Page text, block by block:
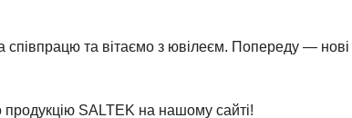
та вітаємо з ювілеєм. Попереду — нові
продукцію SALTEK на нашому сайті!